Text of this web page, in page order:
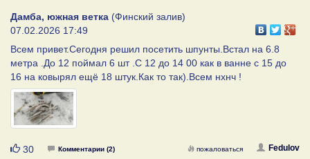
Дамба, южная ветка (Финский залив)
07.02.2026 17:49
Всем привет.Сегодня решил посетить шпунты.Встал на 6.8
метра .До 12 поймал 6 шт .С 12 до 14 00 как в ванне с 15 до
16 на ковырял ещё 18 штук.Как то так).Всем нхнч !
Нравится
30 Комментарии (2) Fedulov
пожаловаться